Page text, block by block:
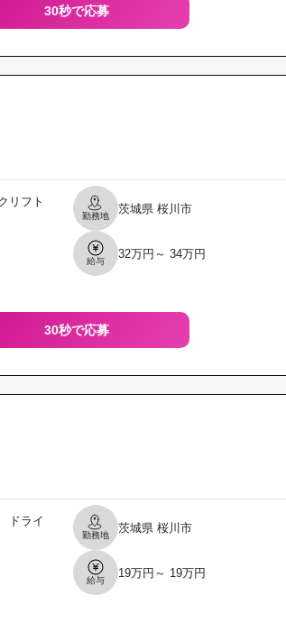
30秒で応募
リフト
勤務地
茨城県 桜川市
給与
32万円～ 34万円
30秒で応募
ドライ
勤務地
茨城県 桜川市
給与
19万円～ 19万円